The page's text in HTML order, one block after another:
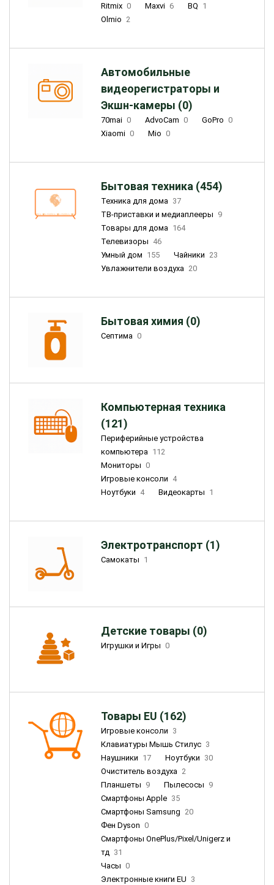
Ritmix 0 Maxvi 6 BQ 1
Olmio 2
Автомобильные
видеорегистраторы и
Экшн-камеры (0)
70mai 0 AdvoCam 0 GoPro 0
Xiaomi 0 Mio 0
Бытовая техника (454)
Техника для дома 37
ТВ-приставки и медиаплееры 9
Товары для дома 164
Телевизоры 46
Умный дом 155 Чайники 23
Увлажнители воздуха 20
Бытовая химия (0)
Септима 0
Компьютерная техника
(121)
Периферийные устройства
компьютера 112
Мониторы 0
Игровые консоли 4
Ноутбуки 4 Видеокарты 1
Электротранспорт (1)
Самокаты 1
Детские товары (0)
Игрушки и Игры 0
Товары EU (162)
Игровые консоли 3
Клавиатуры Мышь Стилус 3
Наушники 17 Ноутбуки 30
Очиститель воздуха 2
Планшеты 9 Пылесосы 9
Смартфоны Apple 35
Смартфоны Samsung 20
Фен Dyson 0
Смартфоны OnePlus/Pixel/Unigerz и
тд 31
Часы 0
Электронные книги EU 3